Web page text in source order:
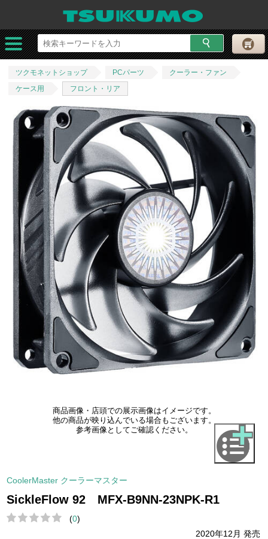
ツクモネットショップ PCパーツ
クーラー・ファン
ケース用
フロント・リア
商品画像・店頭での展示画像はイメージです。
他の商品が映り込んでいる場合もございます。
参考画像としてご確認ください。
CoolerMaster クーラーマスター
SickleFlow 92 MFX-B9NN-23NPK-R1
(0)
2020年12月 発売